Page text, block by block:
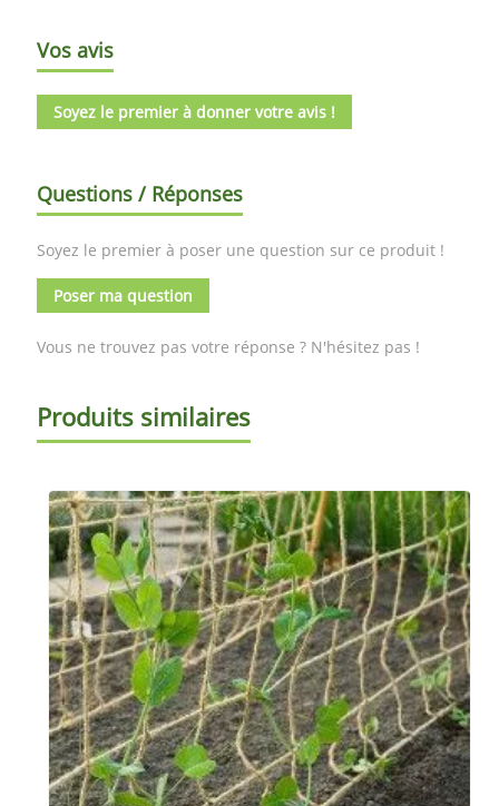
Vos avis
Soyez le premier à donner votre avis !
Questions / Réponses
Soyez le premier à poser une question sur ce produit !
Poser ma question
Vous ne trouvez pas votre réponse ? N'hésitez pas !
Produits similaires